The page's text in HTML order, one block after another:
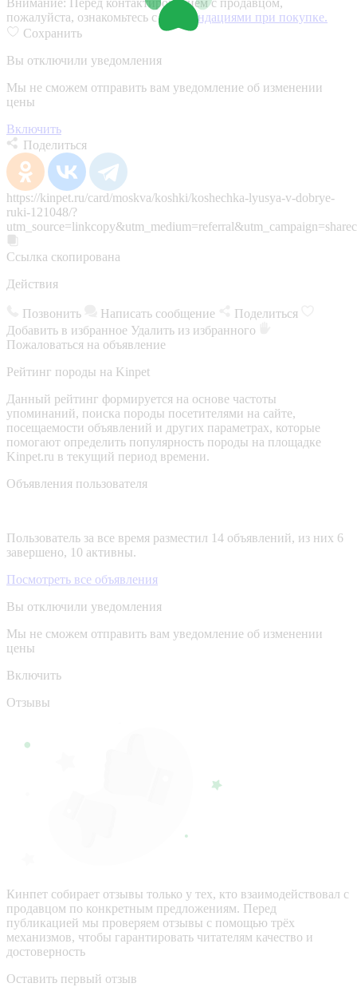
пожалуйста, ознакомьтесь с рекомендациями при покупке.
Сохранить
Вы отключили уведомления
Мы не сможем отправить вам уведомление об изменении
цены
Включить
Поделиться
https://kinpet.ru/card/moskva/koshki/koshechka-lyusya-v-dobrye-
ruki-121048/?
Ссылка скопирована
Действия
Позвонить Написать сообщение
Поделиться
Добавить в избранное Удалить из избранного
Пожаловаться на объявление
Рейтинг породы на Kinpet
Данный рейтинг формируется на основе частоты
упоминаний, поиска породы посетителями на сайте,
посещаемости объявлений и других параметрах, которые
помогают определить популярность породы на площадке
Kinpet.ru в текущий период времени.
Объявления пользователя
Пользователь за все время разместил 14 объявлений, из них 6
завершено, 10 активны.
Посмотреть все объявления
Вы отключили уведомления
Мы не сможем отправить вам уведомление об изменении
цены
Включить
Отзывы
Кинпет собирает отзывы только у тех, кто взаимодействовал с
продавцом по конкретным предложениям. Перед
публикацией мы проверяем отзывы с помощью трёх
механизмов, чтобы гарантировать читателям качество и
достоверность
Оставить первый отзыв